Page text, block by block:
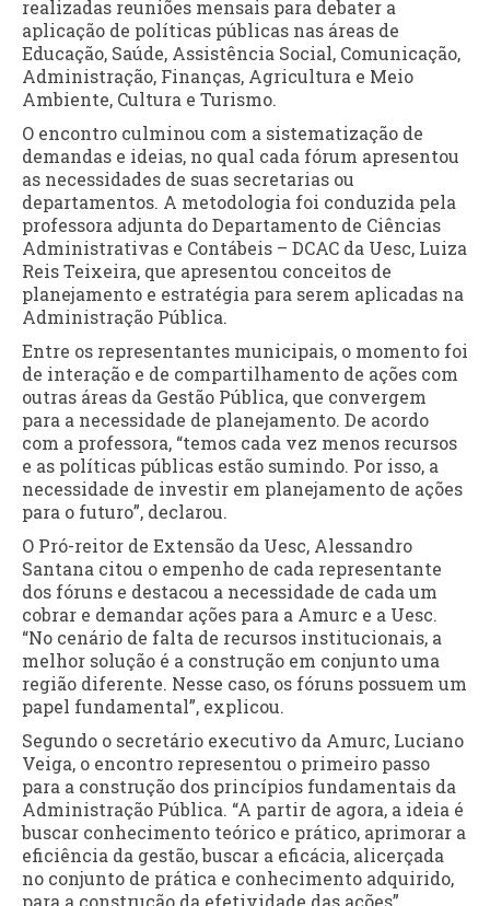
realizadas reuniões mensais para debater a
aplicação de políticas públicas nas áreas de
Educação, Saúde, Assistência Social, Comunicação,
Administração, Finanças, Agricultura e Meio
Ambiente, Cultura e Turismo.
O encontro culminou com a sistematização de
demandas e ideias, no qual cada fórum apresentou
as necessidades de suas secretarias ou
departamentos. A metodologia foi conduzida pela
professora adjunta do Departamento de Ciências
Administrativas e Contábeis – DCAC da Uesc, Luiza
Reis Teixeira, que apresentou conceitos de
planejamento e estratégia para serem aplicadas na
Administração Pública.
Entre os representantes municipais, o momento foi
de interação e de compartilhamento de ações com
outras áreas da Gestão Pública, que convergem
para a necessidade de planejamento. De acordo
com a professora, “temos cada vez menos recursos
e as políticas públicas estão sumindo. Por isso, a
necessidade de investir em planejamento de ações
para o futuro”, declarou.
O Pró-reitor de Extensão da Uesc, Alessandro
Santana citou o empenho de cada representante
dos fóruns e destacou a necessidade de cada um
cobrar e demandar ações para a Amurc e a Uesc.
“No cenário de falta de recursos institucionais, a
melhor solução é a construção em conjunto uma
região diferente. Nesse caso, os fóruns possuem um
papel fundamental”, explicou.
Segundo o secretário executivo da Amurc, Luciano
Veiga, o encontro representou o primeiro passo
para a construção dos princípios fundamentais da
Administração Pública. “A partir de agora, a ideia é
buscar conhecimento teórico e prático, aprimorar a
eficiência da gestão, buscar a eficácia, alicerçada
no conjunto de prática e conhecimento adquirido,
para a construção da efetividade das ações”,